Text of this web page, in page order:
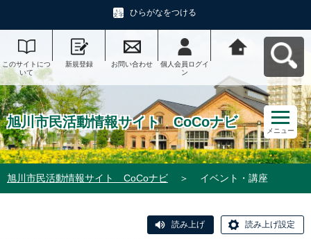
ひらがなをつける
このサイトにつ
いて
新規登録 お問い合わせ
個人会員ログイ
ン
ナビへ戻る
旭川市民活動情報サイト CoCoナビ
メニュー
旭川市民活動情報サイト CoCoナビ ＞ イベント・講座
読み上げ 読み上げ設定